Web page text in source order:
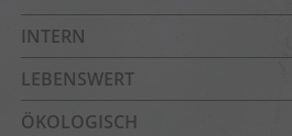
INTERN
LEBENSWERT
ÖKOLOGISCH